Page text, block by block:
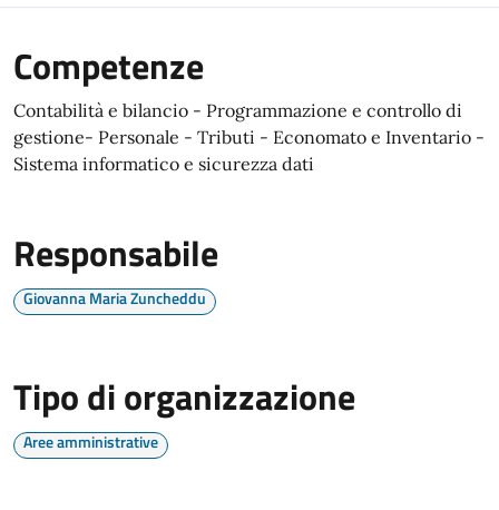
Competenze
Contabilità e bilancio - Programmazione e controllo di
gestione- Personale - Tributi - Economato e Inventario -
Sistema informatico e sicurezza dati
Responsabile
Giovanna Maria Zuncheddu
Tipo di organizzazione
Aree amministrative